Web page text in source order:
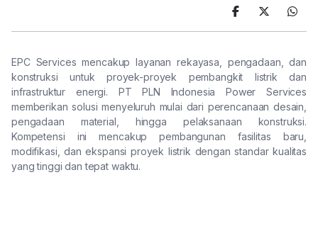
EPC Services mencakup layanan rekayasa, pengadaan, dan
konstruksi untuk proyek-proyek pembangkit listrik dan
infrastruktur energi. PT PLN Indonesia Power Services
memberikan solusi menyeluruh mulai dari perencanaan desain,
pengadaan material, hingga pelaksanaan konstruksi.
Kompetensi ini mencakup pembangunan fasilitas baru,
modifikasi, dan ekspansi proyek listrik dengan standar kualitas
yang tinggi dan tepat waktu.